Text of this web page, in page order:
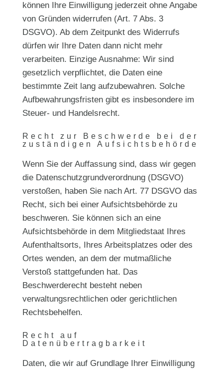
können Ihre Einwilligung jederzeit ohne Angabe
von Gründen widerrufen (Art. 7 Abs. 3
DSGVO). Ab dem Zeitpunkt des Widerrufs
dürfen wir Ihre Daten dann nicht mehr
verarbeiten. Einzige Ausnahme: Wir sind
gesetzlich verpflichtet, die Daten eine
bestimmte Zeit lang aufzubewahren. Solche
Aufbewahrungsfristen gibt es insbesondere im
Steuer- und Handelsrecht.
Recht zur Beschwerde bei der
zuständigen Aufsichtsbehörde
Wenn Sie der Auffassung sind, dass wir gegen
die Datenschutzgrundverordnung (DSGVO)
verstoßen, haben Sie nach Art. 77 DSGVO das
Recht, sich bei einer Aufsichtsbehörde zu
beschweren. Sie können sich an eine
Aufsichtsbehörde in dem Mitgliedstaat Ihres
Aufenthaltsorts, Ihres Arbeitsplatzes oder des
Ortes wenden, an dem der mutmaßliche
Verstoß stattgefunden hat. Das
Beschwerderecht besteht neben
verwaltungsrechtlichen oder gerichtlichen
Rechtsbehelfen.
Recht auf
Datenübertragbarkeit
Daten, die wir auf Grundlage Ihrer Einwilligung